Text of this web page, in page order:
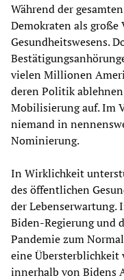
Während der
Demokraten als
Gesundheitswesens.
vielen Millionen
deren Politik
Mobilisierung auf. Im
niemand in
Nominierung.
In Wirklichkeit
des öffentlichen
der Lebenserwartung.
Biden-Regierung und
Pandemie zum
eine
innerhalb von Bidens